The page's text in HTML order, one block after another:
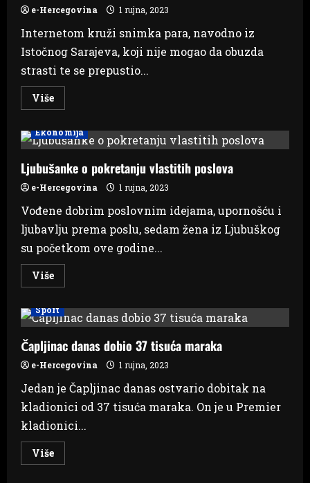
e-Hercegovina 1 rujna, 2023
Internetom kruži snimka para, navodno iz
Istočnog Sarajeva, koji nije mogao da obuzda
strasti te se prepustio...
VišeRead
more
IZ
BiH:
dana
imali
odnos
na
balkonu
Ekonomija
Ljubušanke o pokretanju vlastitih poslova
e-Hercegovina 1 rujna, 2023
Vođene dobrim poslovnim idejama, upornošću i
ljubavlju prema poslu, sedam žena iz Ljubuškog
su početkom ove godine...
VišeRead
more
o
pokretanju
poslova
Sport
Čapljinac danas dobio 37 tisuća maraka
e-Hercegovina 1 rujna, 2023
Jedan je Čapljinac danas ostvario dobitak na
kladionici od 37 tisuća maraka. On je u Premier
kladionici...
VišeRead
more